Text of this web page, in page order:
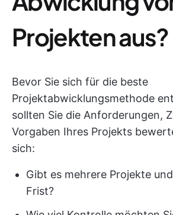
Projekten aus?
Bevor Sie sich für die beste
Projektabwicklungsmethode
sollten Sie die Anforderungen,
Vorgaben Ihres Projekts
sich:
Gibt es mehrere Projekte
Frist?